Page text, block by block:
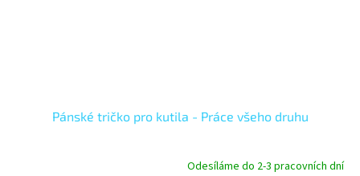
Pánské tričko pro kutila - Práce všeho druhu
Odesíláme do 2-3 pracovních dní